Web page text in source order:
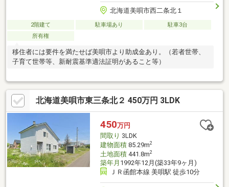
北海道美唄市西二条北１
2階建て 駐車場あり
駐車3台
所有権
移住者には要件を満たせば美唄市より助成金あり。（若者世帯、
子育て世帯等、新耐震基準適法証明があること等）
北海道美唄市東三条北２ 450万円 3LDK
450万円
間取り 3LDK
建物面積85.29m2
土地面積441.8m2
築年月 1992年12月(築33年9ヶ月)
ＪＲ函館本線 美唄駅 徒歩10分